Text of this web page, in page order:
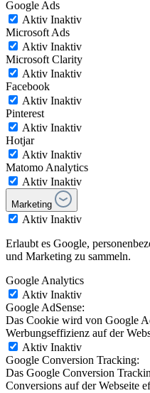
Google Ads
Aktiv Inaktiv
Microsoft Ads
Aktiv Inaktiv
Microsoft Clarity
Aktiv Inaktiv
Facebook
Aktiv Inaktiv
Pinterest
Aktiv Inaktiv
Hotjar
Aktiv Inaktiv
Matomo Analytics
Aktiv Inaktiv
Marketing
Aktiv Inaktiv
Erlaubt es Google,
und Marketing zu sammeln.
Google Analytics
Aktiv Inaktiv
Google AdSense:
Das Cookie wird von Google
Werbungseffizienz auf der
Aktiv Inaktiv
Google Conversion Tracking:
Das Google Conversion
Conversions auf der Webseite